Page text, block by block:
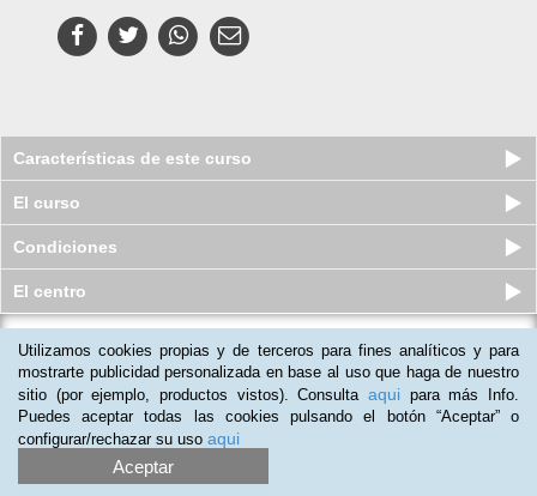
Características de este curso
El curso
Condiciones
El centro
Curso online de Técnicas y
Procedimientos de Limpieza con
Util...
Plazas disponibles
S/.
Utilizamos cookies propias y de terceros para fines analíticos y para
mostrarte publicidad personalizada en base al uso que haga de nuestro
sitio (por ejemplo, productos vistos). Consulta aqui para más Info.
Puedes aceptar todas las cookies pulsando el botón “Aceptar” o
configurar/rechazar su uso aqui
Aceptar